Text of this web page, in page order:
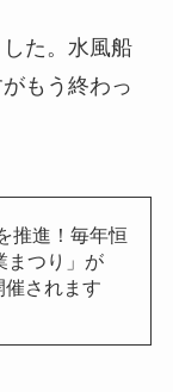
た。水風船
もう終わっ
推進！毎年恒
まつり」が
催されます